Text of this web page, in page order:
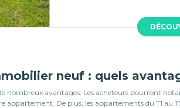
neuf : quels
avantages. Les acheteurs pourront
appartement. De plus, les appartements du T1 au